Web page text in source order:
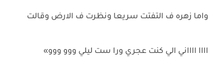
واما زهره ف التفتت سريعا ونظرت ف الارض وقالت
اااا ااااني الي كنت عجري ورا ست ليلي ووو ووو»